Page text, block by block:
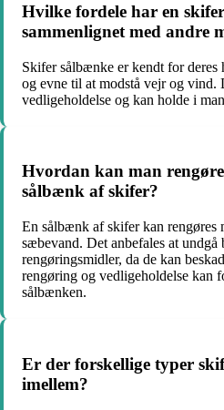
Hvilke fordele har en
sammenlignet med andre
Skifer sålbænke er kendt for deres
og evne til at modstå vejr og
vedligeholdelse og kan holde i
Hvordan kan man
sålbænk af skifer?
En sålbænk af skifer kan rengøres
sæbevand. Det anbefales at undgå
rengøringsmidler, da de kan
rengøring og vedligeholdelse kan
sålbænken.
Er der forskellige typer
imellem?